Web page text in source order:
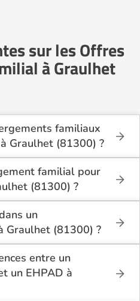
sur les Offres
à Graulhet
familiaux
Graulhet (81300) ?
on recense actuellement
pour personnes âgées à
de vie chaleureux et
souhaitant vivre
intime que celui d’un
familial pour
(81300) ?
à une personne âgée
d’un accueillant familial
de vie convivial, de repas
et d’un
tout en conservant
un
Graulhet (81300) ?
aux personnes âgées
ou en couple, qui
familial plutôt que
Les personnes en
peuvent y trouver un bon
entre un
un EHPAD à